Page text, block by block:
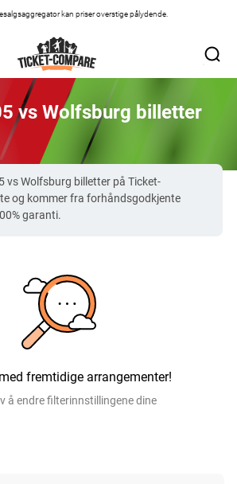
kan priser overstige pålydende.
vs Wolfsburg billetter
vs Wolfsburg billetter på Ticket-
og kommer fra forhåndsgodkjente
garanti.
fremtidige arrangementer!
å endre filterinnstillingene dine